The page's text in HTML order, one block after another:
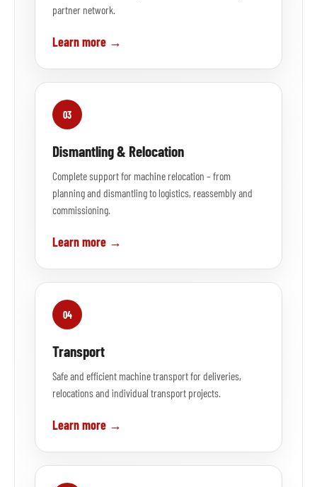
partner network.
Learn more →
03
Dismantling & Relocation
Complete support for machine relocation – from
planning and dismantling to logistics, reassembly and
commissioning.
Learn more →
04
Transport
Safe and efficient machine transport for deliveries,
relocations and individual transport projects.
Learn more →